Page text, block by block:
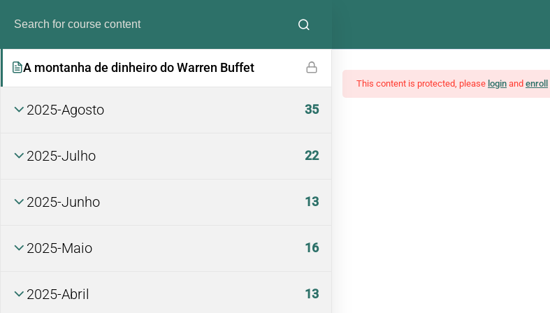
aparição no escritório oval
A montanha de dinheiro do Warren Buffet
2025-Agosto 35
2025-Julho 22
2025-Junho 13
2025-Maio 16
2025-Abril 13
This content is protected, please login and enroll